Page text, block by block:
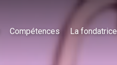
Compétences La fondatrice